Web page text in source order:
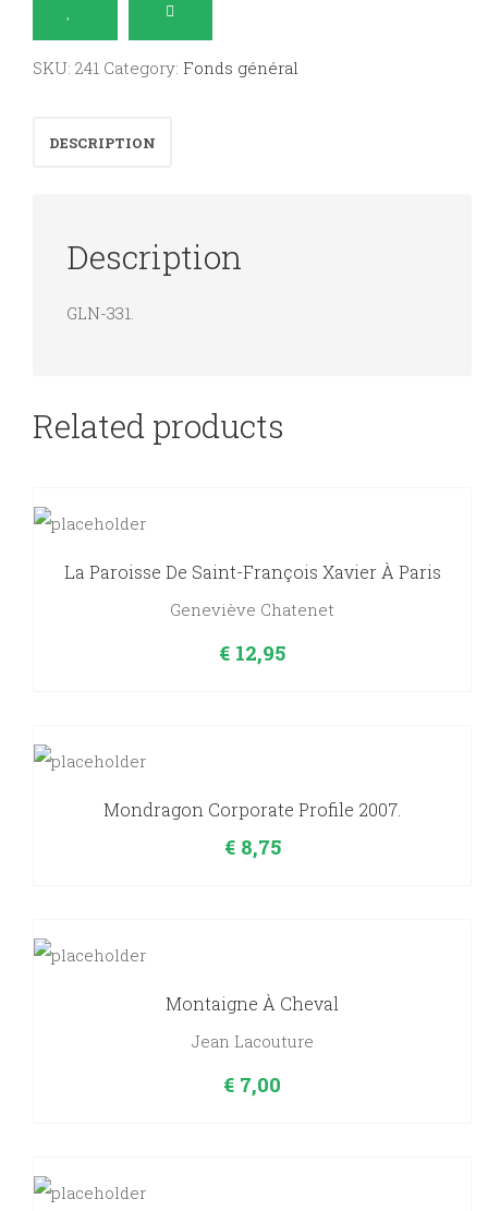
quantity
SKU: 241 Category: Fonds général
DESCRIPTION
Description
GLN-331.
Related products
La Paroisse De Saint-François Xavier À Paris
Geneviève Chatenet
€ 12,95
Mondragon Corporate Profile 2007.
€8,75
Montaigne À Cheval
Jean Lacouture
€ 7,00